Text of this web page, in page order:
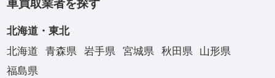
車買取業者を探す
北海道・東北
北海道
青森県 岩手県 宮城県 秋田県
山形県
福島県